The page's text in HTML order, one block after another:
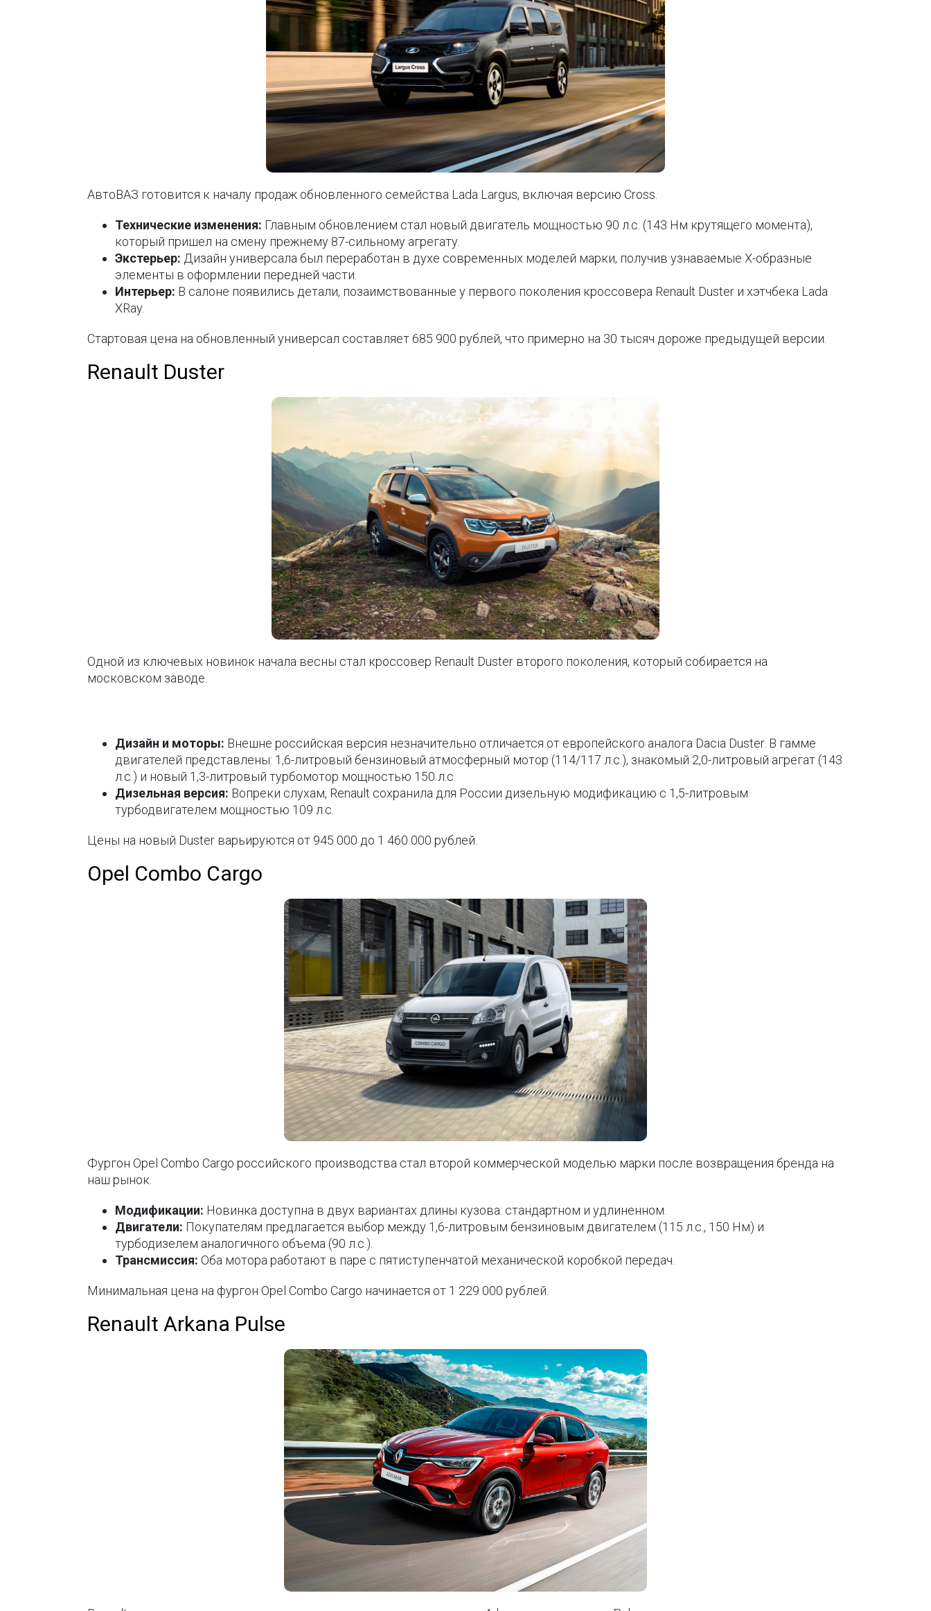
АвтоВАЗ готовится к началу продаж обновленного семейства Lada Largus, включая версию Cross.
Технические изменения: Главным обновлением стал новый двигатель мощностью 90 л.с. (143 Нм крутящего момента),
который пришел на смену прежнему 87-сильному агрегату.
Экстерьер: Дизайн универсала был переработан в духе современных моделей марки, получив узнаваемые Х-образные
элементы в оформлении передней части.
Интерьер: В салоне появились детали, позаимствованные у первого поколения кроссовера Renault Duster и хэтчбека Lada
XRay.
Стартовая цена на обновленный универсал составляет 685 900 рублей, что примерно на 30 тысяч дороже предыдущей версии.
Renault Duster
Одной из ключевых новинок начала весны стал кроссовер Renault Duster второго поколения, который собирается на
московском заводе.
Дизайн и моторы: Внешне российская версия незначительно отличается от европейского аналога Dacia Duster. В гамме
двигателей представлены: 1,6-литровый бензиновый атмосферный мотор (114/117 л.с.), знакомый 2,0-литровый агрегат (143
л.с.) и новый 1,3-литровый турбомотор мощностью 150 л.с.
Дизельная версия: Вопреки слухам, Renault сохранила для России дизельную модификацию с 1,5-литровым
турбодвигателем мощностью 109 л.с.
Цены на новый Duster варьируются от 945 000 до 1 460 000 рублей.
Opel Combo Cargo
Фургон Opel Combo Cargo российского производства стал второй коммерческой моделью марки после возвращения бренда на
наш рынок.
Модификации: Новинка доступна в двух вариантах длины кузова: стандартном и удлиненном.
Двигатели: Покупателям предлагается выбор между 1,6-литровым бензиновым двигателем (115 л.с., 150 Нм) и
турбодизелем аналогичного объема (90 л.с.).
Трансмиссия: Оба мотора работают в паре с пятиступенчатой механической коробкой передач.
Минимальная цена на фургон Opel Combo Cargo начинается от 1 229 000 рублей.
Renault Arkana Pulse